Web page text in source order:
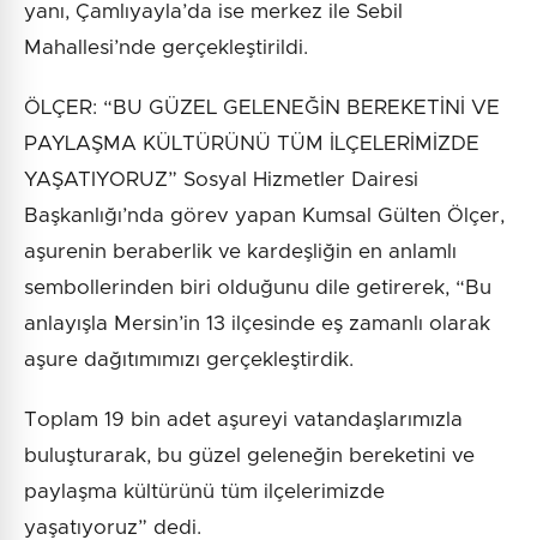
yanı, Çamlıyayla’da ise merkez ile Sebil
Mahallesi’nde gerçekleştirildi.
ÖLÇER: “BU GÜZEL GELENEĞİN BEREKETİNİ VE
PAYLAŞMA KÜLTÜRÜNÜ TÜM İLÇELERİMİZDE
YAŞATIYORUZ” Sosyal Hizmetler Dairesi
Başkanlığı’nda görev yapan Kumsal Gülten Ölçer,
aşurenin beraberlik ve kardeşliğin en anlamlı
sembollerinden biri olduğunu dile getirerek, “Bu
anlayışla Mersin’in 13 ilçesinde eş zamanlı olarak
aşure dağıtımımızı gerçekleştirdik.
Toplam 19 bin adet aşureyi vatandaşlarımızla
buluşturarak, bu güzel geleneğin bereketini ve
paylaşma kültürünü tüm ilçelerimizde
yaşatıyoruz” dedi.